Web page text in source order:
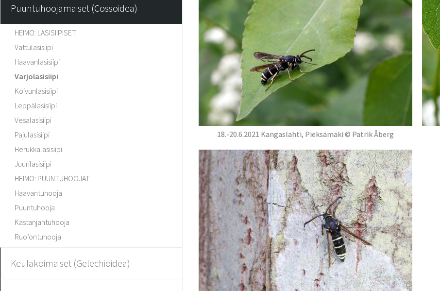
Puuntuhoojamaiset (Cossoidea)
HEIMO: LASISIIPISET
Vattulasisiipi
Haavanlasisiipi
Varjolasisiipi
Koivunlasisiipi
Leppälasisiipi
Vesalasisiipi
Pajulasisiipi
Herukkalasisiipi
Juurilasisiipi
HEIMO: PUUNTUHOOJAT
Haavantuhooja
Puuntuhooja
Kastanjantuhooja
Ruo’ontuhooja
Keulakoimaiset (Gelechioidea)
18.-20.6.2021 Kangaslahti, Pieksämäki © Patrik Åberg